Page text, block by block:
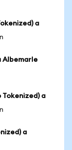
a
Albemarle
Tokenized) a
a